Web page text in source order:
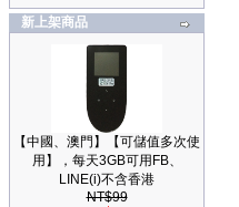
新上架商品
【中國、澳門】【可儲值多次使
用】，每天3GB可用FB、
LINE(i)不含香港
NT$99